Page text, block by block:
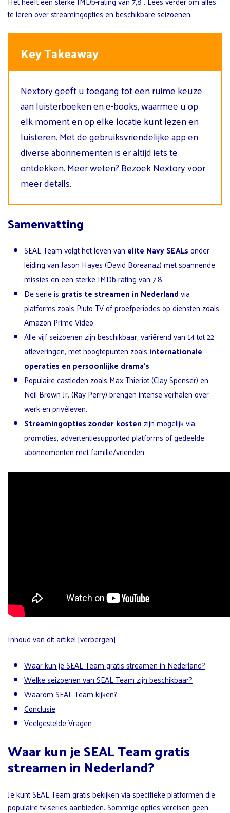
te leren over streamingopties en beschikbare seizoenen.
Key Takeaway
Nextorygeeft u toegang tot een ruime keuze
aan luisterboeken en e-books, waarmee u op
elk moment en op elke locatie kunt lezen en
luisteren. Met de gebruiksvriendelijke app en
diverse abonnementen is er altijd iets te
ontdekken. Meer weten? Bezoek Nextory voor
meer details.
Samenvatting
SEAL Team volgt het leven van elite Navy SEALsonder
leiding van Jason Hayes (David Boreanaz) met spannende
missies en een sterke IMDb-rating van 7,8.
De serie is gratis te streamen in Nederlandvia
platforms zoals Pluto TV of proefperiodes op diensten zoals
Amazon Prime Video.
Alle vijf seizoenen zijn beschikbaar, variërend van 14 tot 22
afleveringen, met hoogtepunten zoals internationale
operaties en persoonlijke drama’s.
Populaire castleden zoals Max Thieriot (Clay Spenser) en
Neil Brown Jr. (Ray Perry) brengen intense verhalen over
werk en privéleven.
Streamingopties zonder kostenzijn mogelijk via
promoties, advertentiesupported platforms of gedeelde
abonnementen met familie/vrienden.
Inhoud van dit artikel[verbergen]
Waar kun je SEAL Team gratis streamen in Nederland?
Welke seizoenen van SEAL Team zijn beschikbaar?
Waarom SEAL Team kijken?
Conclusie
Veelgestelde Vragen
Waar kun je SEAL Team gratis
streamen in Nederland?
Je kunt SEAL Team gratis bekijken via specifieke platformen die
populaire tv-series aanbieden. Sommige opties vereisen geen